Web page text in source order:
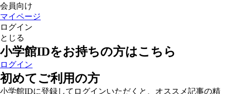
会員向け
マイページ
ログイン
とじる
小学館IDをお持ちの方はこちら
ログイン
初めてご利用の方
小学館IDに登録してログインいただくと、オススメ記事の精